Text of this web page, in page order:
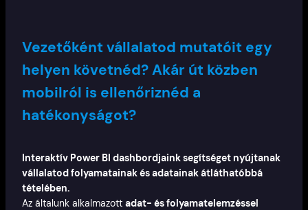
Vezetőként vállalatod mutatóit egy
helyen követnéd? Akár út közben
mobilról is ellenőriznéd a
hatékonyságot?
Interaktív Power BI dashbordjaink segítséget nyújtanak
vállalatod folyamatainak és adatainak átláthatóbbá
tételében.
Az általunk alkalmazott adat- és folyamatelemzéssel